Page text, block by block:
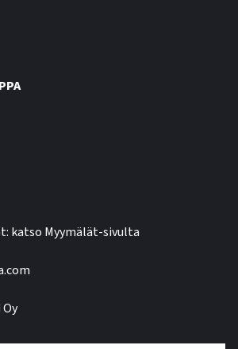
katso Myymälät-sivulta